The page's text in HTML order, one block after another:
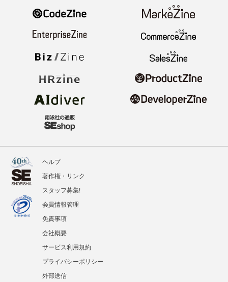
ヘルプ
著作権・リンク
スタッフ募集!
会員情報管理
免責事項
会社概要
サービス利用規約
プライバシーポリシー
外部送信